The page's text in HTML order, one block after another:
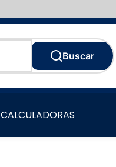
Buscar
CALCULADORAS